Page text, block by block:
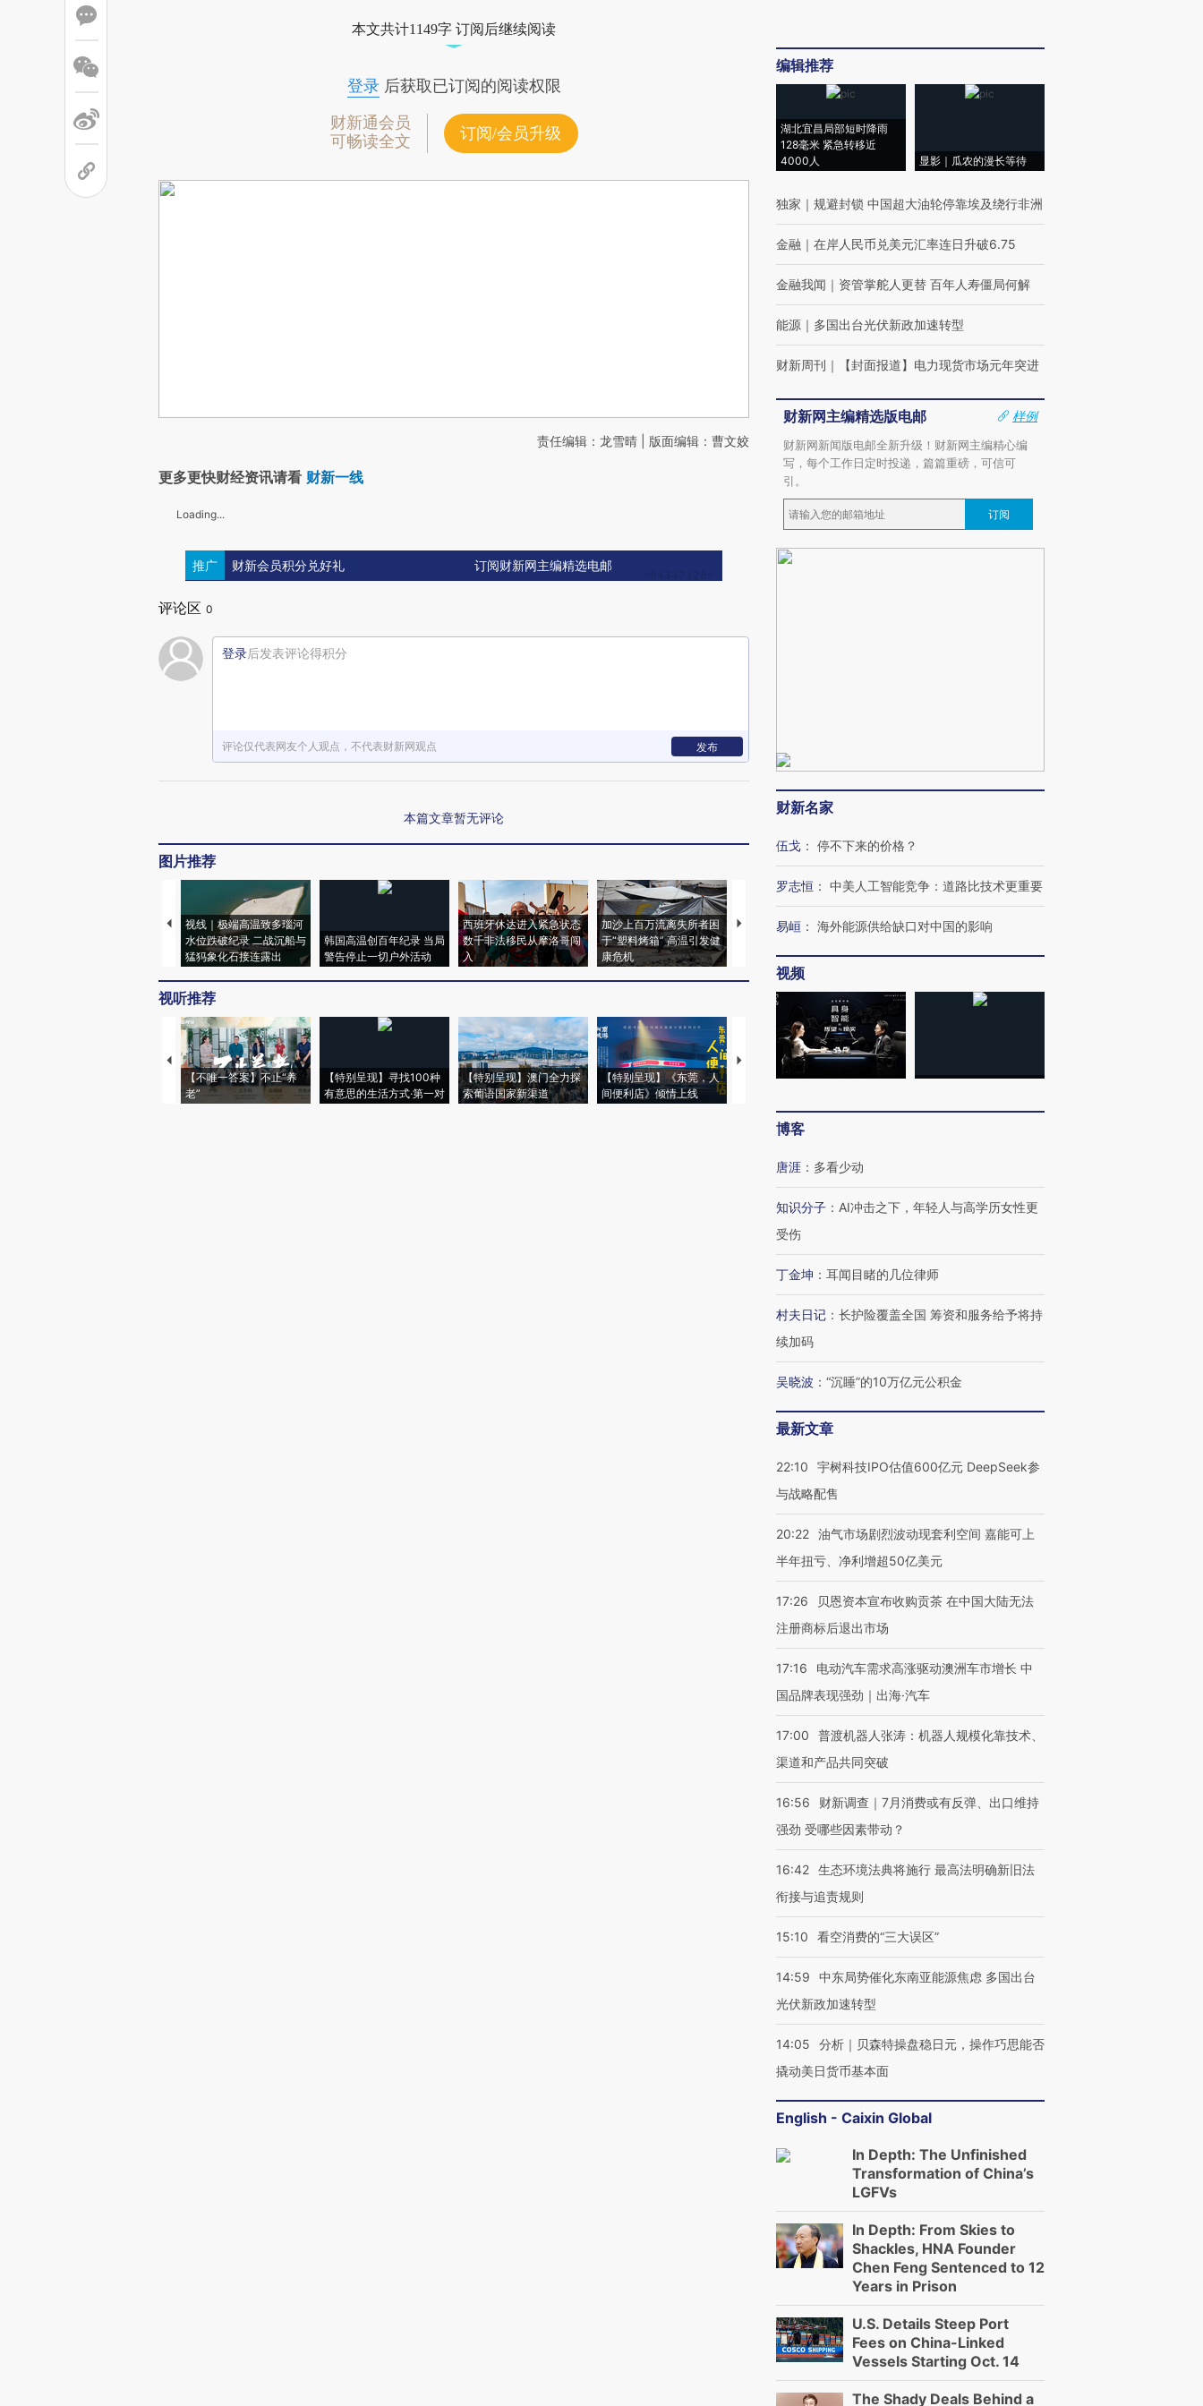
本文共计1149字 订阅后继续阅读
登录后获取已订阅的阅读权限
财新通会员
可畅读全文
订阅/会员升级
责任编辑：龙雪晴 | 版面编辑：曹文姣
更多更快财经资讯请看 财新一线
Loading...
推广 财新会员积分兑好礼 订阅财新网主编精选电邮
评论区 0
登录后发表评论得积分
评论仅代表网友个人观点，不代表财新网观点 发布
本篇文章暂无评论
图片推荐
视线｜极端高温致多瑙河
水位跌破纪录 二战沉船与
猛犸象化石接连露出
韩国高温创百年纪录 当局
警告停止一切户外活动
西班牙休达进入紧急状态
数千非法移民从摩洛哥闯
入
加沙上百万流离失所者困
于“塑料烤箱” 高温引发健
康危机
视线｜HYROX的吸金
心“花钱找虐”？
马航飞行员跨国走私7万
毒品
育部长拱下台
视听推荐
【不唯一答案】不止“养
老”
【特别呈现】寻找100种
有意思的生活方式·第一对
【特别呈现】澳门全力探
索葡语国家新渠道
【特别呈现】《东莞，人
间便利店》倾情上线
【推广】走进第四届链博
会，让数智科技“链”接产
【特别呈现】寻找100种
CFO：不靠规模取胜，华
编辑推荐
湖北宜昌局部短时降雨
128毫米 紧急转移近
4000人
显影｜瓜农的漫长等待
独家 ｜ 规避封锁 中国超大油轮停靠埃及绕行非洲
金融 ｜ 在岸人民币兑美元汇率连日升破6.75
金融我闻 ｜ 资管掌舵人更替 百年人寿僵局何解
能源 ｜ 多国出台光伏新政加速转型
财新周刊 ｜ 【封面报道】电力现货市场元年突进
财新网主编精选版电邮
样例
财新网新闻版电邮全新升级！财新网主编精心编
写，每个工作日定时投递，篇篇重磅，可信可
引。
订阅
财新名家
伍戈 ： 停不下来的价格？
罗志恒 ： 中美人工智能竞争：道路比技术更重要
易峘 ： 海外能源供给缺口对中国的影响
视频
博客
唐涯 ： 多看少动
知识分子 ： AI冲击之下，年轻人与高学历女性更
受伤
丁金坤 ： 耳闻目睹的几位律师
村夫日记 ： 长护险覆盖全国 筹资和服务给予将持
续加码
吴晓波 ： “沉睡”的10万亿元公积金
最新文章
22:10
宇树科技IPO估值600亿元 DeepSeek参
与战略配售
20:22 油气市场剧烈波动现套利空间 嘉能可上
半年扭亏、净利增超50亿美元
17:26
贝恩资本宣布收购贡茶 在中国大陆无法
注册商标后退出市场
17:16
电动汽车需求高涨驱动澳洲车市增长 中
国品牌表现强劲｜出海·汽车
17:00
普渡机器人张涛：机器人规模化靠技术、
渠道和产品共同突破
16:56
财新调查｜7月消费或有反弹、出口维持
强劲 受哪些因素带动？
16:42 生态环境法典将施行 最高法明确新旧法
衔接与追责规则
15:10 看空消费的“三大误区”
14:59
中东局势催化东南亚能源焦虑 多国出台
光伏新政加速转型
14:05
分析｜贝森特操盘稳日元，操作巧思能否
撬动美日货币基本面
English - Caixin Global
In Depth: The Unfinished
Transformation of China’s
LGFVs
In Depth: From Skies to
Shackles, HNA Founder
Chen Feng Sentenced to 12
Years in Prison
U.S. Details Steep Port
Fees on China-Linked
Vessels Starting Oct. 14
The Shady Deals Behind a